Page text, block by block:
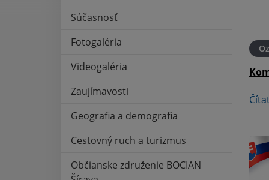
Súčasnosť
Fotogaléria
Videogaléria
Zaujímavosti
Geografia a demografia
Cestovný ruch a turizmus
Občianske združenie BOCIAN
21. MÁJ 2026 Oznámenia
Pošta - oznámenie
Čítať ďalej